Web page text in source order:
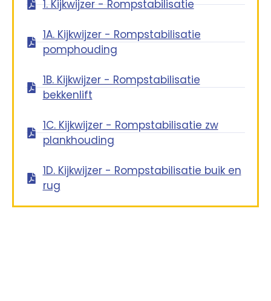
1. Kijkwijzer - Rompstabilisatie
1A. Kijkwijzer - Rompstabilisatie
pomphouding
1B. Kijkwijzer - Rompstabilisatie
bekkenlift
1C. Kijkwijzer - Rompstabilisatie zw
plankhouding
1D. Kijkwijzer - Rompstabilisatie buik en
rug